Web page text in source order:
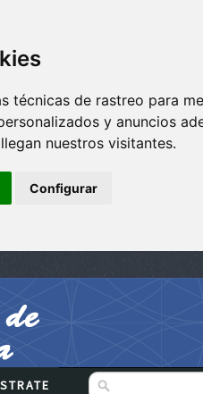
técnicas de rastreo para
y anuncios
nuestros visitantes.
Configurar